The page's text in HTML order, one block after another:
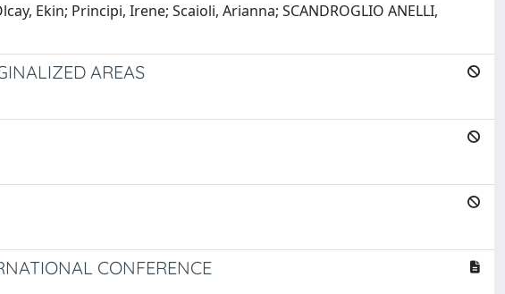
Ekin; Principi, Irene; Scaioli, Arianna; SCANDROGLIO ANELLI,
AREAS
CONFERENCE